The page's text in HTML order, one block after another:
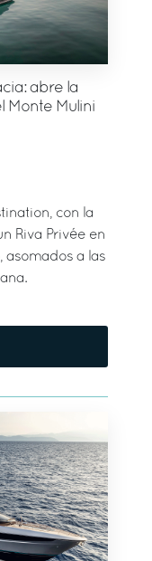
abre la
Monte Mulini
con la
Riva Privée en
asomados a las